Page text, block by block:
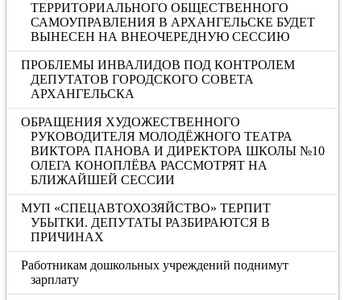
ТЕРРИТОРИАЛЬНОГО ОБЩЕСТВЕННОГО
САМОУПРАВЛЕНИЯ В АРХАНГЕЛЬСКЕ БУДЕТ
ВЫНЕСЕН НА ВНЕОЧЕРЕДНУЮ СЕССИЮ
ПРОБЛЕМЫ ИНВАЛИДОВ ПОД КОНТРОЛЕМ
ДЕПУТАТОВ ГОРОДСКОГО СОВЕТА
АРХАНГЕЛЬСКА
ОБРАЩЕНИЯ ХУДОЖЕСТВЕННОГО
РУКОВОДИТЕЛЯ МОЛОДЁЖНОГО ТЕАТРА
ВИКТОРА ПАНОВА И ДИРЕКТОРА ШКОЛЫ №10
ОЛЕГА КОНОПЛЁВА РАССМОТРЯТ НА
БЛИЖАЙШЕЙ СЕССИИ
МУП «СПЕЦАВТОХОЗЯЙСТВО» ТЕРПИТ
УБЫТКИ. ДЕПУТАТЫ РАЗБИРАЮТСЯ В
ПРИЧИНАХ
Работникам дошкольных учреждений поднимут
зарплату